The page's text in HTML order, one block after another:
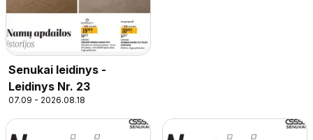
Senukai leidinys -
Leidinys Nr. 23
07.09 - 2026.08.18